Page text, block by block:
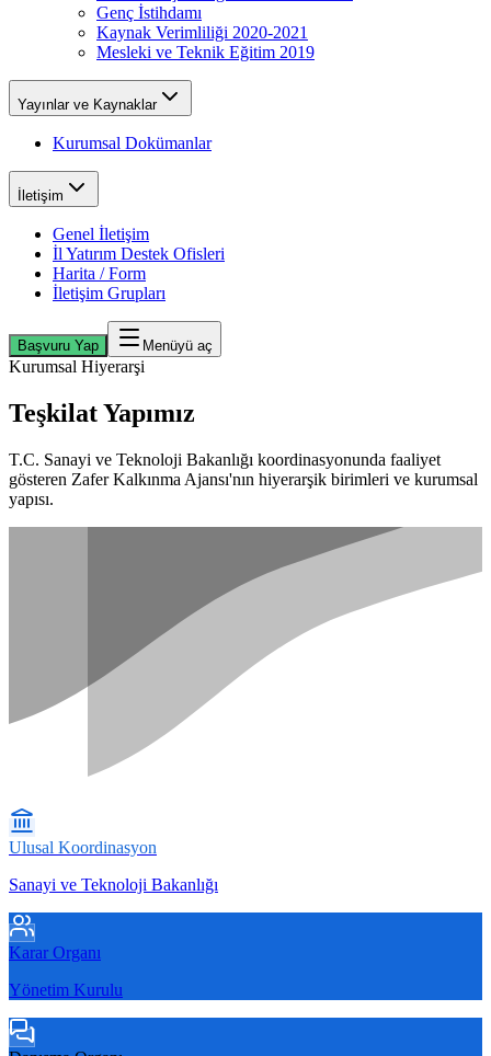
Genç İstihdamı
Kaynak Verimliliği 2020-2021
Mesleki ve Teknik Eğitim 2019
Yayınlar ve Kaynaklar
Kurumsal Dokümanlar
İletişim
Genel İletişim
İl Yatırım Destek Ofisleri
Harita / Form
İletişim Grupları
Başvuru Yap Menüyü aç
Kurumsal Hiyerarşi
Teşkilat Yapımız
T.C. Sanayi ve Teknoloji Bakanlığı koordinasyonunda faaliyet
gösteren Zafer Kalkınma Ajansı'nın hiyerarşik birimleri ve kurumsal
yapısı.
Ulusal Koordinasyon
Sanayi ve Teknoloji Bakanlığı
Karar Organı
Yönetim Kurulu